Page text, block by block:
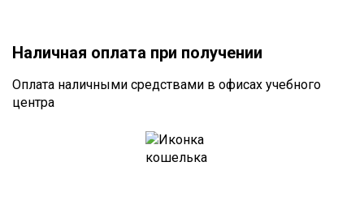
Наличная оплата при получении
Оплата наличными средствами в офисах учебного
центра